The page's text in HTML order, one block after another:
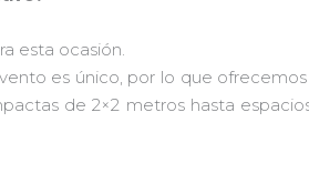
esta ocasión.
es único, por lo que
de 2×2 metros hasta